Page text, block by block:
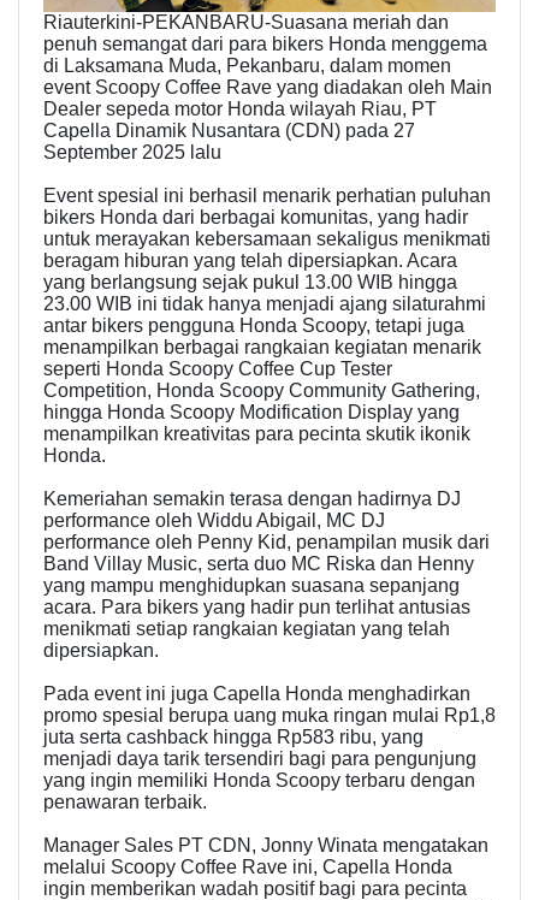
Riauterkini-PEKANBARU-Suasana meriah dan
penuh semangat dari para bikers Honda menggema
di Laksamana Muda, Pekanbaru, dalam momen
event Scoopy Coffee Rave yang diadakan oleh Main
Dealer sepeda motor Honda wilayah Riau, PT
Capella Dinamik Nusantara (CDN) pada 27
September 2025 lalu
Event spesial ini berhasil menarik perhatian puluhan
bikers Honda dari berbagai komunitas, yang hadir
untuk merayakan kebersamaan sekaligus menikmati
beragam hiburan yang telah dipersiapkan. Acara
yang berlangsung sejak pukul 13.00 WIB hingga
23.00 WIB ini tidak hanya menjadi ajang silaturahmi
antar bikers pengguna Honda Scoopy, tetapi juga
menampilkan berbagai rangkaian kegiatan menarik
seperti Honda Scoopy Coffee Cup Tester
Competition, Honda Scoopy Community Gathering,
hingga Honda Scoopy Modification Display yang
menampilkan kreativitas para pecinta skutik ikonik
Honda.
Kemeriahan semakin terasa dengan hadirnya DJ
performance oleh Widdu Abigail, MC DJ
performance oleh Penny Kid, penampilan musik dari
Band Villay Music, serta duo MC Riska dan Henny
yang mampu menghidupkan suasana sepanjang
acara. Para bikers yang hadir pun terlihat antusias
menikmati setiap rangkaian kegiatan yang telah
dipersiapkan.
Pada event ini juga Capella Honda menghadirkan
promo spesial berupa uang muka ringan mulai Rp1,8
juta serta cashback hingga Rp583 ribu, yang
menjadi daya tarik tersendiri bagi para pengunjung
yang ingin memiliki Honda Scoopy terbaru dengan
penawaran terbaik.
Manager Sales PT CDN, Jonny Winata mengatakan
melalui Scoopy Coffee Rave ini, Capella Honda
ingin memberikan wadah positif bagi para pecinta